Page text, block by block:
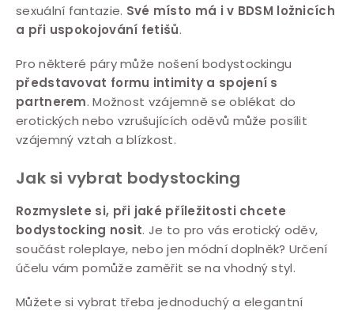
sexuální fantazie. Své místo má i v BDSM ložnicích
a při uspokojování fetišů.
Pro některé páry může nošení bodystockingu
představovat formu intimity a spojení s
partnerem. Možnost vzájemně se oblékat do
erotických nebo vzrušujících oděvů může posílit
vzájemný vztah a blízkost.
Jak si vybrat bodystocking
Rozmyslete si, při jaké příležitosti chcete
bodystocking nosit. Je to pro vás erotický oděv,
součást roleplaye, nebo jen módní doplněk? Určení
účelu vám pomůže zaměřit se na vhodný styl.
Můžete si vybrat třeba jednoduchý a elegantní